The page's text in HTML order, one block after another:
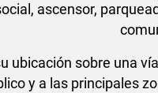
ascensor,
ubicación sobre una
y a las principales